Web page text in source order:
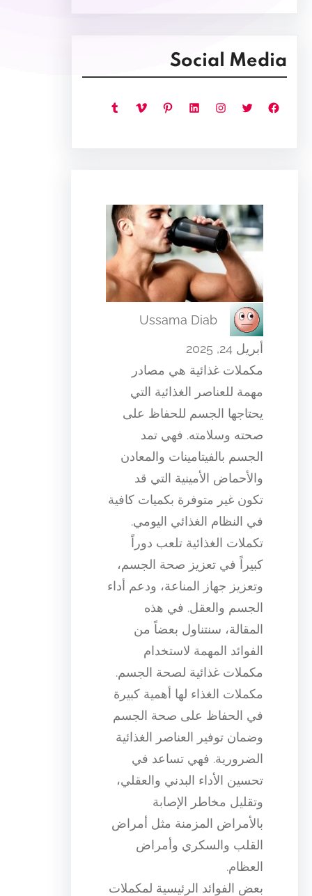
Social Media
فيسبوك تويتر إنستجرام لينكد إن بينتريست فيميو تمبلر
Ussama Diab
أبريل 24, 2025
مكملات غذائية هي مصادر
مهمة للعناصر الغذائية التي
يحتاجها الجسم للحفاظ على
صحته وسلامته. فهي تمد
الجسم بالفيتامينات والمعادن
والأحماض الأمينية التي قد
تكون غير متوفرة بكميات كافية
في النظام الغذائي اليومي.
تكملات الغذائية تلعب دوراً
كبيراً في تعزيز صحة الجسم،
وتعزيز جهاز المناعة، ودعم أداء
الجسم والعقل. في هذه
المقالة، سنتناول بعضاً من
الفوائد المهمة لاستخدام
مكملات غذائية لصحة الجسم.
مكملات الغذاء لها أهمية كبيرة
في الحفاظ على صحة الجسم
وضمان توفير العناصر الغذائية
الضرورية. فهي تساعد في
تحسين الأداء البدني والعقلي،
وتقليل مخاطر الإصابة
بالأمراض المزمنة مثل أمراض
القلب والسكري وأمراض
العظام.
بعض الفوائد الرئيسية لمكملات